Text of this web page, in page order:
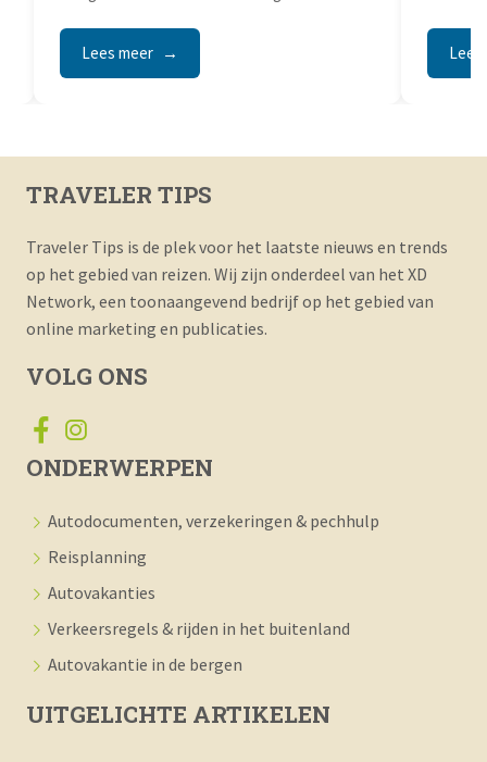
Lees meer
Lees
TRAVELER TIPS
Traveler Tips is de plek voor het laatste nieuws en trends
op het gebied van reizen. Wij zijn onderdeel van het XD
Network, een toonaangevend bedrijf op het gebied van
online marketing en publicaties.
VOLG ONS
ONDERWERPEN
Autodocumenten, verzekeringen & pechhulp
Reisplanning
Autovakanties
Verkeersregels & rijden in het buitenland
Autovakantie in de bergen
UITGELICHTE ARTIKELEN